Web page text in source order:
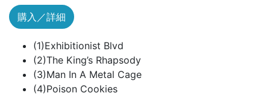
購入／詳細
(1)Exhibitionist Blvd
(2)The King’s Rhapsody
(3)Man In A Metal Cage
(4)Poison Cookies